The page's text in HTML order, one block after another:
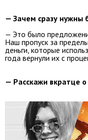
— Зачем сразу нужны
— Это было
Наш пропуск за
деньги, которые
года вернули их с
— Расскажи вкратце